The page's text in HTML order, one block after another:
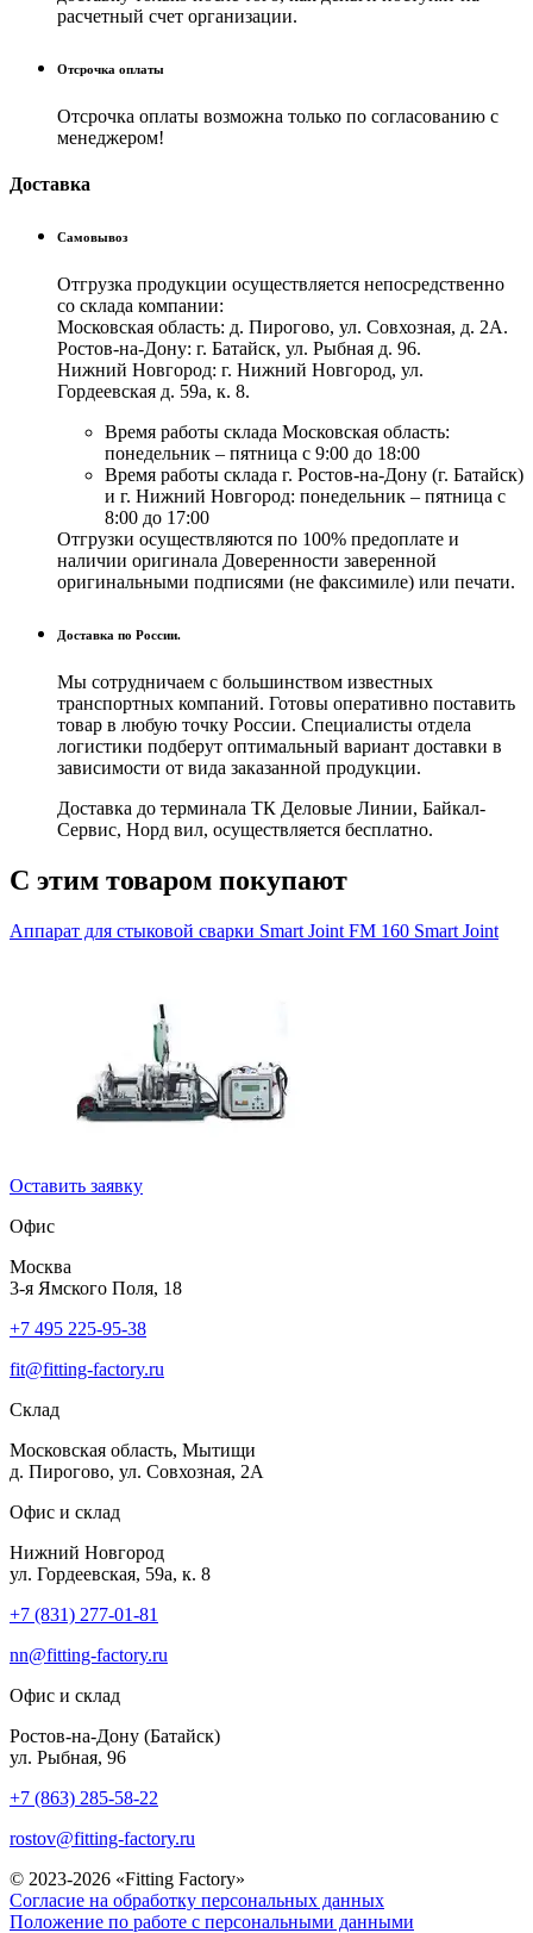
расчетный счет организации.
Отсрочка оплаты
Отсрочка оплаты возможна только по согласованию с
менеджером!
Доставка
Самовывоз
Отгрузка продукции осуществляется непосредственно
со склада компании:
Московская область: д. Пирогово, ул. Совхозная, д. 2А.
Ростов-на-Дону: г. Батайск, ул. Рыбная д. 96.
Нижний Новгород: г. Нижний Новгород, ул.
Гордеевская д. 59а, к. 8.
Время работы склада Московская область:
понедельник – пятница с 9:00 до 18:00
Время работы склада г. Ростов-на-Дону (г. Батайск)
и г. Нижний Новгород: понедельник – пятница с
8:00 до 17:00
Отгрузки осуществляются по 100% предоплате и
наличии оригинала Доверенности заверенной
оригинальными подписями (не факсимиле) или печати.
Доставка по России.
Мы сотрудничаем с большинством известных
транспортных компаний. Готовы оперативно поставить
товар в любую точку России. Специалисты отдела
логистики подберут оптимальный вариант доставки в
зависимости от вида заказанной продукции.
Доставка до терминала ТК Деловые Линии, Байкал-
Сервис, Норд вил, осуществляется бесплатно.
С этим товаром покупают
Аппарат для стыковой сварки Smart Joint FM 160 Smart Joint
Оставить заявку
Офис
Москва
3-я Ямского Поля, 18
+7 495 225-95-38
fit@fitting-factory.ru
Склад
Московская область, Мытищи
д. Пирогово, ул. Совхозная, 2А
Офис и склад
Нижний Новгород
ул. Гордеевская, 59а, к. 8
+7 (831) 277-01-81
nn@fitting-factory.ru
Офис и склад
Ростов-на-Дону (Батайск)
ул. Рыбная, 96
+7 (863) 285-58-22
rostov@fitting-factory.ru
© 2023-2026 «Fitting Factory»
Согласие на обработку персональных данных
Положение по работе с персональными данными